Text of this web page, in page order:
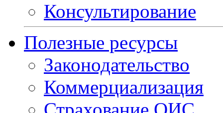
Консультирование
Полезные ресурсы
Законодательство
Коммерциализация